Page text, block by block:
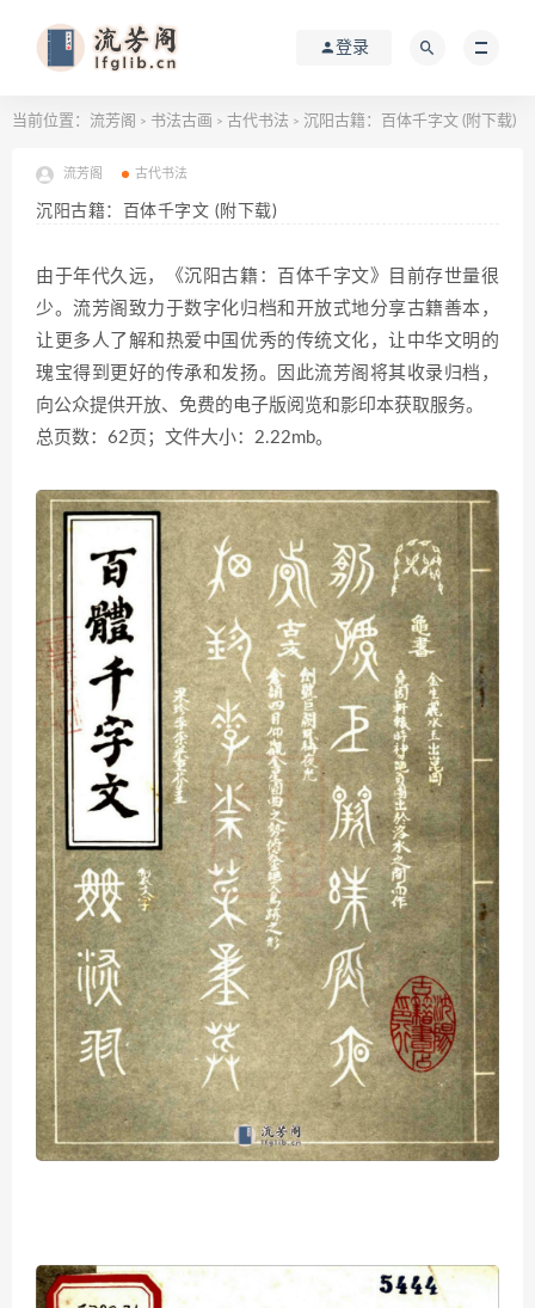
登录
当前位置： 流芳阁 > 书法古画 > 古代书法 > 沉阳古籍：百体千字文 (附下载)
流芳阁 古代书法
沉阳古籍：百体千字文 (附下载)
由于年代久远，《沉阳古籍：百体千字文》目前存世量很
少。流芳阁致力于数字化归档和开放式地分享古籍善本，
让更多人了解和热爱中国优秀的传统文化，让中华文明的
瑰宝得到更好的传承和发扬。因此流芳阁将其收录归档，
向公众提供开放、免费的电子版阅览和影印本获取服务。
总页数：62页；文件大小：2.22mb。